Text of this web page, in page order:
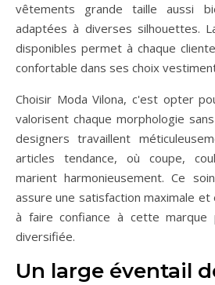
vêtements grande taille aussi
adaptées à diverses silhouettes.
disponibles permet à chaque
confortable dans ses choix
Choisir Moda Vilona, c'est opter
valorisent chaque morphologie
designers travaillent
articles tendance, où coupe,
marient harmonieusement. Ce
assure une satisfaction maximale et
à faire confiance à cette marque
diversifiée.
Un large éventail